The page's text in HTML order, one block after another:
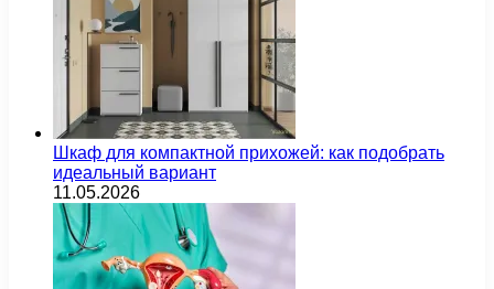
Шкаф для компактной прихожей: как подобрать
идеальный вариант
11.05.2026